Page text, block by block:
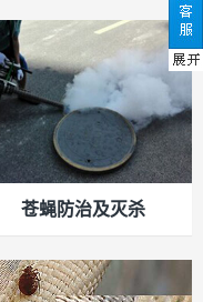
苍蝇防治及灭杀